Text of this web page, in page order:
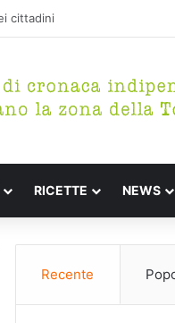
RICETTE NEWS
Recente